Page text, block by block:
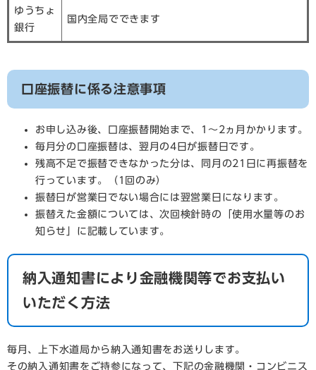
ゆうちょ
銀行
国内全局でできます
口座振替に係る注意事項
お申し込み後、口座振替開始まで、1～2ヵ月かかります。
毎月分の口座振替は、翌月の4日が振替日です。
残高不足で振替できなかった分は、同月の21日に再振替を
行っています。（1回のみ）
振替日が営業日でない場合には翌営業日になります。
振替えた金額については、次回検針時の「使用水量等のお
知らせ」に記載しています。
納入通知書により金融機関等でお支払い
いただく方法
毎月、上下水道局から納入通知書をお送りします。
その納入通知書をご持参になって、下記の金融機関・コンビニス